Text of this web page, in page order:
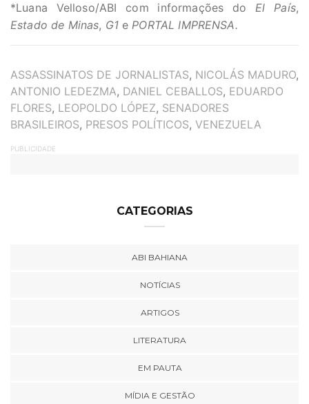
*Luana Velloso/ABI com informações doEl País,
Estado de Minas, G1ePORTAL IMPRENSA.
TAGS
ASSASSINATOS DE JORNALISTAS, NICOLÁS MADURO,
ANTONIO LEDEZMA, DANIEL CEBALLOS, EDUARDO
FLORES, LEOPOLDO LÓPEZ, SENADORES
BRASILEIROS, PRESOS POLÍTICOS, VENEZUELA
PUBLICIDADE
CATEGORIAS
ABI BAHIANA
NOTÍCIAS
ARTIGOS
LITERATURA
EM PAUTA
MÍDIA E GESTÃO